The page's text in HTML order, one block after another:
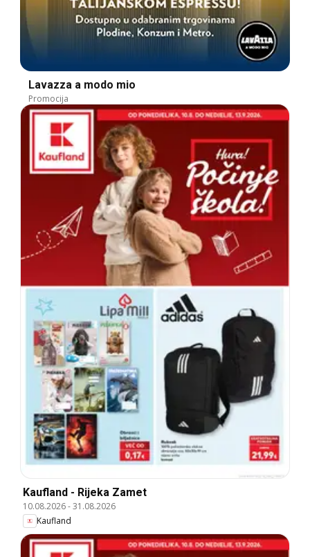
Lavazza a modo mio
Promocija
Kaufland - Rijeka Zamet
10.08.2026-31.08.2026
Kaufland